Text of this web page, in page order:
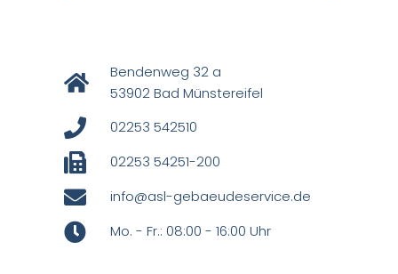
Bendenweg 32 a
53902 Bad Münstereifel
02253 542510
02253 54251-200
info@asl-gebaeudeservice.de
Mo. - Fr.: 08:00 - 16:00 Uhr